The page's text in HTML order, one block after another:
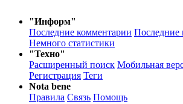
"Информ"
Последние комментарии Последние
Немного статистики
"Техно"
Расширенный поиск Мобильная
Регистрация Теги
Nota bene
Правила Связь Помощь